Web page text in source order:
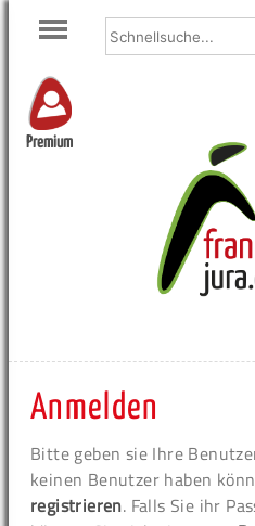
Premium
Anmelden
Bitte geben sie Ihre
keinen Benutzer haben
registrieren. Falls Sie ihr